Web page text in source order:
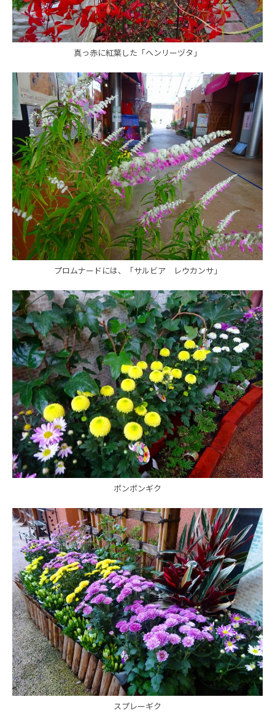
真っ赤に紅葉した「ヘンリーヅタ」
プロムナードには、「サルビア レウカンサ」
ポンポンギク
スプレーギク